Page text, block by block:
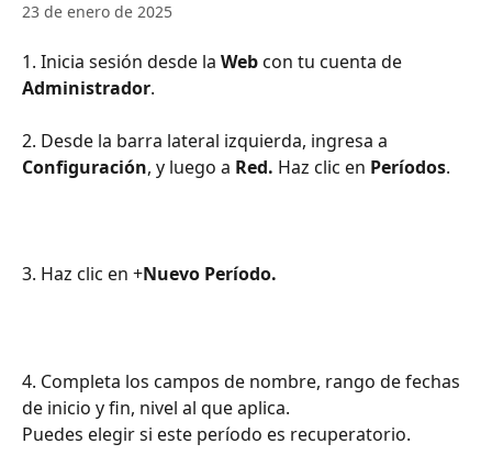
23 de enero de 2025
1. Inicia sesión desde la Web con tu cuenta de
Administrador.
2. Desde la barra lateral izquierda, ingresa a
Configuración, y luego a Red. Haz clic en Períodos.
3. Haz clic en +Nuevo Período.
4. Completa los campos de nombre, rango de fechas
de inicio y fin, nivel al que aplica.
Puedes elegir si este período es recuperatorio.